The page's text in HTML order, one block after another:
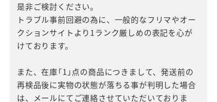
是非ご検討ください。
トラブル事前回避の為に、一般的なフリマやオー
クションサイトより1ランク厳しめの表記を心が
けております。
また、在庫「1」点の商品につきまして、発送前の
再検品後に実物の状態が落ちる事が判明した場合
は、メールにてご連絡させていただいておりま